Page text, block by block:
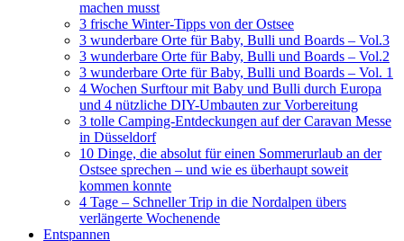
machen musst
3 frische Winter-Tipps von der Ostsee
3 wunderbare Orte für Baby, Bulli und Boards – Vol.3
3 wunderbare Orte für Baby, Bulli und Boards – Vol.2
3 wunderbare Orte für Baby, Bulli und Boards – Vol. 1
4 Wochen Surftour mit Baby und Bulli durch Europa
und 4 nützliche DIY-Umbauten zur Vorbereitung
3 tolle Camping-Entdeckungen auf der Caravan Messe
in Düsseldorf
10 Dinge, die absolut für einen Sommerurlaub an der
Ostsee sprechen – und wie es überhaupt soweit
kommen konnte
4 Tage – Schneller Trip in die Nordalpen übers
verlängerte Wochenende
Entspannen